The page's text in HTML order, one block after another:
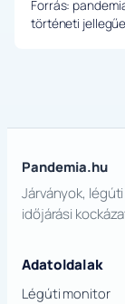
Forrás:
történeti
Pandemia.hu
Járványok,
időjárási
Adatoldalak
Légúti monitor